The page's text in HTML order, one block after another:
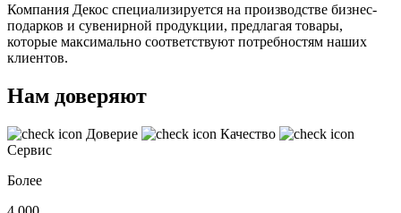
Компания Декос специализируется на производстве бизнес-
подарков и сувенирной продукции, предлагая товары,
которые максимально соответствуют потребностям наших
клиентов.
Нам доверяют
Доверие
Качество
Сервис
Более